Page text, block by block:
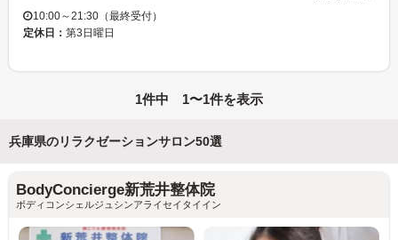
10:00～21:30（最終受付）
定休日： 第3日曜日
1件中 1〜1件を表示
兵庫県のリラクゼーションサロン50選
BodyConcierge新荒井整体院
ボディコンシェルジュシンアライセイタイイン